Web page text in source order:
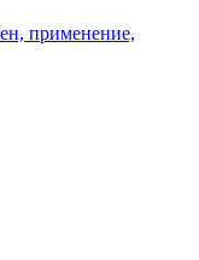
применение,